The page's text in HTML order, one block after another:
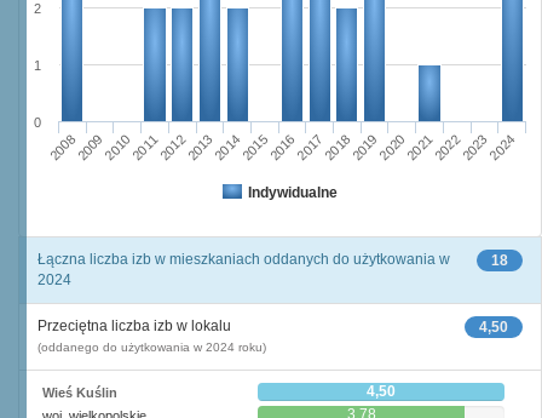
Indywidualne
20082009201020112012201320142015201620172018201920202021202220232024
0
1
2
18
Łączna liczba izb w mieszkaniach oddanych do użytkowania w
2024
4,50
Przeciętna liczba izb w lokalu
(oddanego do użytkowania w 2024 roku)
Wieś Kuślin 4,50
3,78